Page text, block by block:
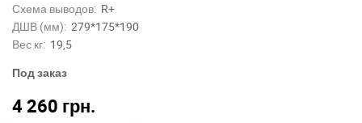
Схема выводов: R+
ДШВ (мм): 279*175*190
Вес кг: 19,5
Под заказ
4 260 грн.